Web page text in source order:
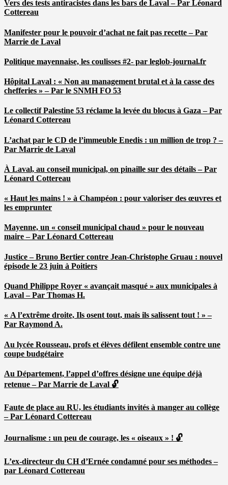
Vers des tests antiracistes dans les bars de Laval – Par Léonard
Cottereau
Manifester pour le pouvoir d’achat ne fait pas recette – Par
Marrie de Laval
Politique mayennaise, les coulisses #2- par leglob-journal.fr
Hôpital Laval : « Non au management brutal et à la casse des
chefferies » – Par le SNMH FO 53
Le collectif Palestine 53 réclame la levée du blocus à Gaza – Par
Léonard Cottereau
L’achat par le CD de l’immeuble Enedis : un million de trop ? –
Par Marrie de Laval
À Laval, au conseil municipal, on pinaille sur des détails – Par
Léonard Cottereau
« Haut les mains ! » à Champéon : pour valoriser des œuvres et
les emprunter
Mayenne, un « conseil municipal chaud » pour le nouveau
maire – Par Léonard Cottereau
Justice – Bruno Bertier contre Jean-Christophe Gruau : nouvel
épisode le 23 juin à Poitiers
Quand Philippe Royer « avançait masqué » aux municipales à
Laval – Par Thomas H.
« A l’extrême droite, Ils osent tout, mais ils salissent tout ! » –
Par Raymond A.
Au lycée Rousseau, profs et élèves défilent ensemble contre une
coupe budgétaire
Au Département, l’appel d’offres désigne une équipe déjà
retenue – Par Marrie de Laval 🔓
Faute de place au RU, les étudiants invités à manger au collège
– Par Léonard Cottereau
Journalisme : un peu de courage, les « oiseaux » ! 🔓
L’ex-directeur du CH d’Ernée condamné pour ses méthodes –
par Léonard Cottereau